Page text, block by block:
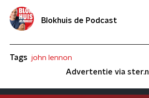
Blokhuis de Podcast
Tags john lennon
Advertentie via ster.nl